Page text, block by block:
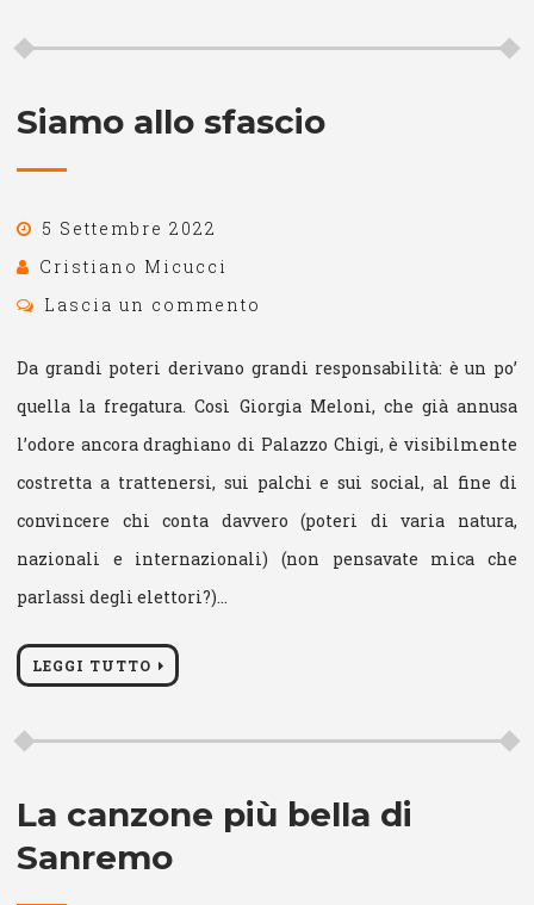
Siamo allo sfascio
5 Settembre 2022
Cristiano Micucci
Lascia un commento
Da grandi poteri derivano grandi responsabilità: è un po’
quella la fregatura. Così Giorgia Meloni, che già annusa
l’odore ancora draghiano di Palazzo Chigi, è visibilmente
costretta a trattenersi, sui palchi e sui social, al fine di
convincere chi conta davvero (poteri di varia natura,
nazionali e internazionali) (non pensavate mica che
parlassi degli elettori?)…
LEGGI TUTTO
La canzone più bella di
Sanremo